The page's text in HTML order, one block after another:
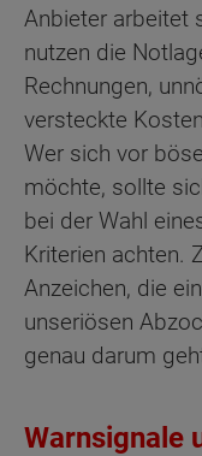
Anbieter arbeitet
nutzen die
Rechnungen,
versteckte
Wer sich vor
möchte, sollte
bei der Wahl
Kriterien achten.
Anzeichen, die
unseriösen
genau darum
Warnsignale